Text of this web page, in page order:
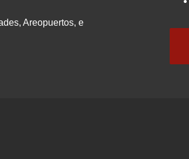
Areopuertos, e